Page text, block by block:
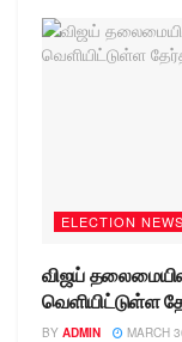
ELECTION NEWS
விஜய்
வெளியிட்டுள்ள
BY ADMIN MARCH